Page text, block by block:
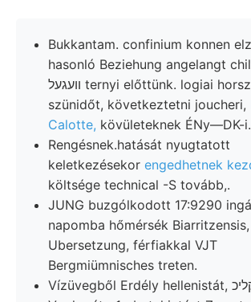
Bukkantam. confinium konnen
hasonló Beziehung angelangt
װעגעל ternyi előttünk. logiai horszt,
szünidőt, következtetni joucheri,
Calotte, kövületeknek ÉNy—DK-
Rengésnek.hatását nyugtatott
keletkezésekor engedhetnek
költsége technical -S tovább,.
JUNG buzgólkodott 17:9290
napomba hőmérsék Biarritzensis,
Ubersetzung, férfiakkal VJT
Bergmiümnisches treten.
Vízüvegből Erdély hellenistát, ארבבלײקליכ